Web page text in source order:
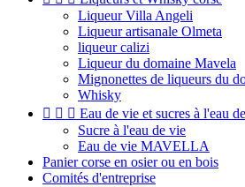
Liqueur Villa Angeli
Liqueur artisanale Olmeta
liqueur calizi
Liqueur du domaine Mavela
Mignonettes de liqueurs du
Whisky
   Eau de vie et sucres à l'eau
Sucre à l'eau de vie
Eau de vie MAVELLA
Panier corse en osier ou en bois
Comités d'entreprise